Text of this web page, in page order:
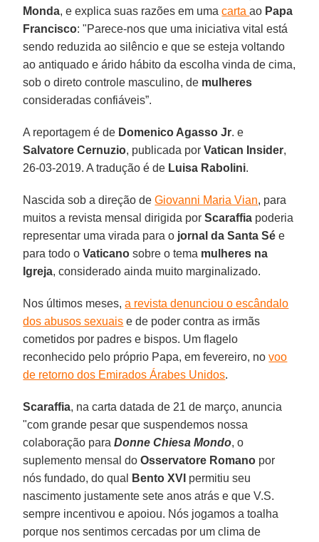
Monda, e explica suas razões em umacartaao Papa
Francisco: "Parece-nos que uma iniciativa vital está
sendo reduzida ao silêncio e que se esteja voltando
ao antiquado e árido hábito da escolha vinda de cima,
sob o direto controle masculino, de mulheres
consideradas confiáveis”.
A reportagem é de Domenico Agasso Jr. e
Salvatore Cernuzio, publicada porVatican Insider,
26-03-2019. A tradução é de Luisa Rabolini.
Nascida sob a direção deGiovanni Maria Vian, para
muitos a revista mensal dirigida porScaraffia poderia
representar uma virada para o jornal da Santa Sé e
para todo oVaticano sobre o tema mulheres na
Igreja, considerado ainda muito marginalizado.
Nos últimos meses,a revista denunciou o escândalo
dos abusos sexuais e de poder contra as irmãs
cometidos por padres e bispos. Um flagelo
reconhecido pelo próprio Papa, em fevereiro, novoo
de retorno dos Emirados Árabes Unidos.
Scaraffia, na carta datada de 21 de março, anuncia
"com grande pesar que suspendemos nossa
colaboração para Donne Chiesa Mondo, o
suplemento mensal doOsservatore Romano por
nós fundado, do qual
Bento XVI permitiu seu
nascimento justamente sete anos atrás e que V.S.
sempre incentivou e apoiou. Nós jogamos a toalha
porque nos sentimos cercadas por um clima de